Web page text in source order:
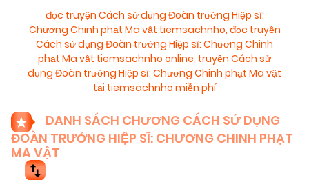
đọc truyện Cách sử dụng Đoàn trưởng Hiệp sĩ:
Chương Chinh phạt Ma vật tiemsachnho, đọc truyện
Cách sử dụng Đoàn trưởng Hiệp sĩ: Chương Chinh
phạt Ma vật tiemsachnho online, truyện Cách sử
dụng Đoàn trưởng Hiệp sĩ: Chương Chinh phạt Ma vật
tại tiemsachnho miễn phí
DANH SÁCH CHƯƠNG CÁCH SỬ DỤNG
ĐOÀN TRƯỞNG HIỆP SĨ: CHƯƠNG CHINH PHẠT
MA VẬT